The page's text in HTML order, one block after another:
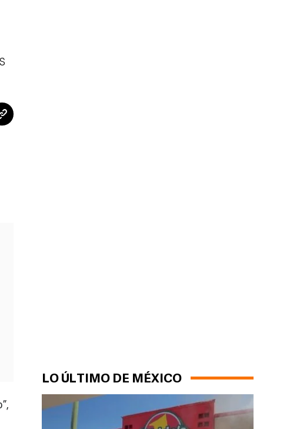
LO ÚLTIMO DE MÉXICO